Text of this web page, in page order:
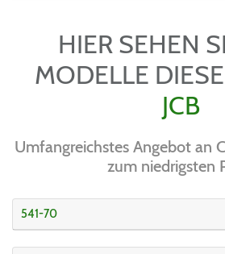
HIER SEHEN
MODELLE
JCB
Umfangreichstes Angebot an
zum niedrigsten
541-70